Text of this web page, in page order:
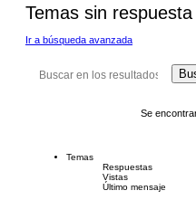
Temas sin respuesta
Ir a búsqueda avanzada
Se
Temas
Respuestas
Vistas
Último mensaje